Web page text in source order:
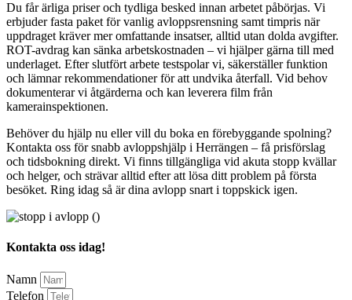
Du får ärliga priser och tydliga besked innan arbetet påbörjas. Vi
erbjuder fasta paket för vanlig avloppsrensning samt timpris när
uppdraget kräver mer omfattande insatser, alltid utan dolda avgifter.
ROT-avdrag kan sänka arbetskostnaden – vi hjälper gärna till med
underlaget. Efter slutfört arbete testspolar vi, säkerställer funktion
och lämnar rekommendationer för att undvika återfall. Vid behov
dokumenterar vi åtgärderna och kan leverera film från
kamerainspektionen.
Behöver du hjälp nu eller vill du boka en förebyggande spolning?
Kontakta oss för snabb avloppshjälp i Herrängen – få prisförslag
och tidsbokning direkt. Vi finns tillgängliga vid akuta stopp kvällar
och helger, och strävar alltid efter att lösa ditt problem på första
besöket. Ring idag så är dina avlopp snart i toppskick igen.
Kontakta oss idag!
Namn
Telefon